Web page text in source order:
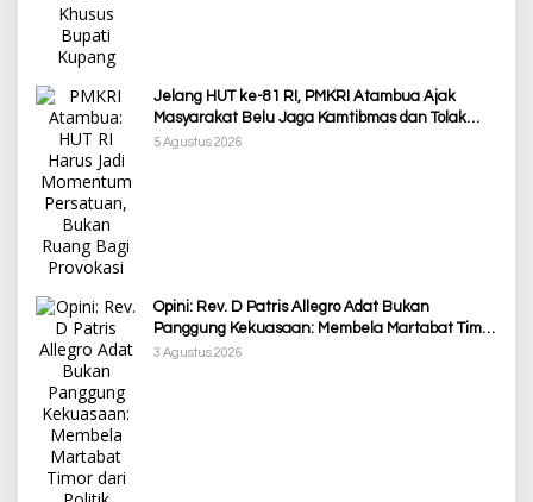
Jelang HUT ke-81 RI, PMKRI Atambua Ajak
Masyarakat Belu Jaga Kamtibmas dan Tolak
Provokasi
5 Agustus 2026
Opini: Rev. D Patris Allegro Adat Bukan
Panggung Kekuasaan: Membela Martabat Timor
dari Politik Simbolik
3 Agustus 2026